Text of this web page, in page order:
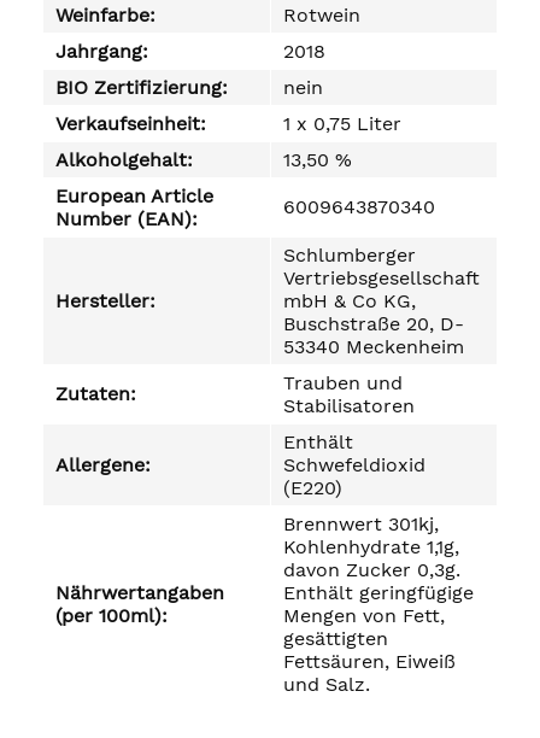
Weinfarbe:
Rotwein
Jahrgang:
2018
BIO Zertifizierung:
nein
Verkaufseinheit:
1 x 0,75 Liter
Alkoholgehalt:
13,50 %
European Article
Number (EAN):
6009643870340
Hersteller:
Schlumberger
Vertriebsgesellschaft
mbH & Co KG,
Buschstraße 20, D-
53340 Meckenheim
Zutaten:
Trauben und
Stabilisatoren
Allergene:
Enthält
Schwefeldioxid
(E220)
Nährwertangaben
(per 100ml):
Brennwert 301kj,
Kohlenhydrate 1,1g,
davon Zucker 0,3g.
Enthält geringfügige
Mengen von Fett,
gesättigten
Fettsäuren, Eiweiß
und Salz.